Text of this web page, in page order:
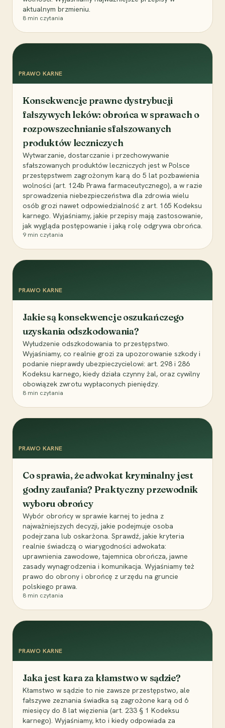
aktualnym brzmieniu.
8 min czytania
PRAWO KARNE
Konsekwencje prawne dystrybucji
fałszywych leków: obrońca w sprawach o
rozpowszechnianie sfałszowanych
produktów leczniczych
Wytwarzanie, dostarczanie i przechowywanie
sfałszowanych produktów leczniczych jest w Polsce
przestępstwem zagrożonym karą do 5 lat pozbawienia
wolności (art. 124b Prawa farmaceutycznego), a w razie
sprowadzenia niebezpieczeństwa dla zdrowia wielu
osób grozi nawet odpowiedzialność z art. 165 Kodeksu
karnego. Wyjaśniamy, jakie przepisy mają zastosowanie,
jak wygląda postępowanie i jaką rolę odgrywa obrońca.
9 min czytania
PRAWO KARNE
Jakie są konsekwencje oszukańczego
uzyskania odszkodowania?
Wyłudzenie odszkodowania to przestępstwo.
Wyjaśniamy, co realnie grozi za upozorowanie szkody i
podanie nieprawdy ubezpieczycielowi: art. 298 i 286
Kodeksu karnego, kiedy działa czynny żal, oraz cywilny
obowiązek zwrotu wypłaconych pieniędzy.
8 min czytania
PRAWO KARNE
Co sprawia, że adwokat kryminalny jest
godny zaufania? Praktyczny przewodnik
wyboru obrońcy
Wybór obrońcy w sprawie karnej to jedna z
najważniejszych decyzji, jakie podejmuje osoba
podejrzana lub oskarżona. Sprawdź, jakie kryteria
realnie świadczą o wiarygodności adwokata:
uprawnienia zawodowe, tajemnica obrończa, jawne
zasady wynagrodzenia i komunikacja. Wyjaśniamy też
prawo do obrony i obrońcę z urzędu na gruncie
polskiego prawa.
8 min czytania
PRAWO KARNE
Jaka jest kara za kłamstwo w sądzie?
Kłamstwo w sądzie to nie zawsze przestępstwo, ale
fałszywe zeznania świadka są zagrożone karą od 6
miesięcy do 8 lat więzienia (art. 233 § 1 Kodeksu
karnego). Wyjaśniamy, kto i kiedy odpowiada za